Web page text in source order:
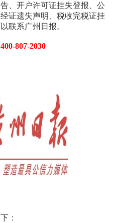
、开户许可证挂失登报、公
证遗失声明、税收完税证挂
联系广州日报。
807-2030
：